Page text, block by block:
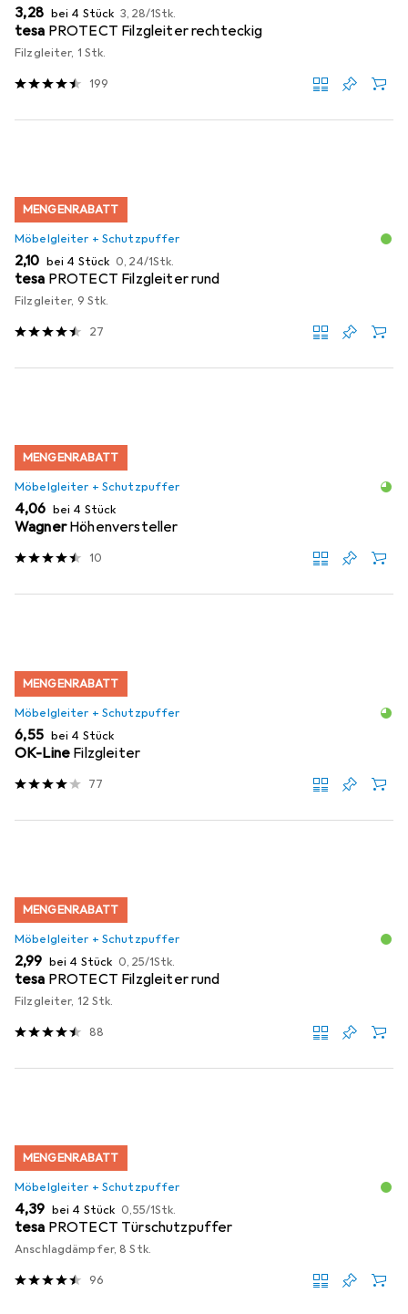
EUR
3,28 bei 4 Stück EUR
3,28/1Stk.
tesa PROTECT Filzgleiter rechteckig
Filzgleiter, 1 Stk.
199
MENGENRABATT
Möbelgleiter + Schutzpuffer
EUR
2,10 bei 4 Stück EUR
0,24/1Stk.
tesa PROTECT Filzgleiter rund
Filzgleiter, 9 Stk.
27
MENGENRABATT
Möbelgleiter + Schutzpuffer
EUR
4,06 bei 4 Stück
Wagner Höhenversteller
10
MENGENRABATT
Möbelgleiter + Schutzpuffer
EUR
6,55 bei 4 Stück
OK-Line Filzgleiter
77
MENGENRABATT
Möbelgleiter + Schutzpuffer
EUR
2,99 bei 4 Stück EUR
0,25/1Stk.
tesa PROTECT Filzgleiter rund
Filzgleiter, 12 Stk.
88
MENGENRABATT
Möbelgleiter + Schutzpuffer
EUR
4,39 bei 4 Stück EUR
0,55/1Stk.
tesa PROTECT Türschutzpuffer
Anschlagdämpfer, 8 Stk.
96